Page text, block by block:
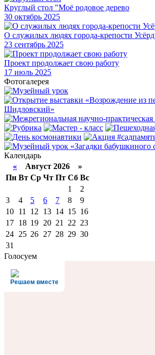
Круглый стол "Моё родовое дерево
30 октябрь 2025
О служилых людях города-крепости Усёрд
23 сентябрь 2025
Проект продолжает свою работу
17 июль 2025
Фотогалерея
Календарь
« Август 2026 »
Пн Вт Ср Чт Пт Сб Вс
1
2
3
4 5 6 7 8
9
10 11 12 13 14 15 16
17 18 19 20 21 22 23
24 25 26 27 28 29 30
31
Голосуем
Решаем вместе